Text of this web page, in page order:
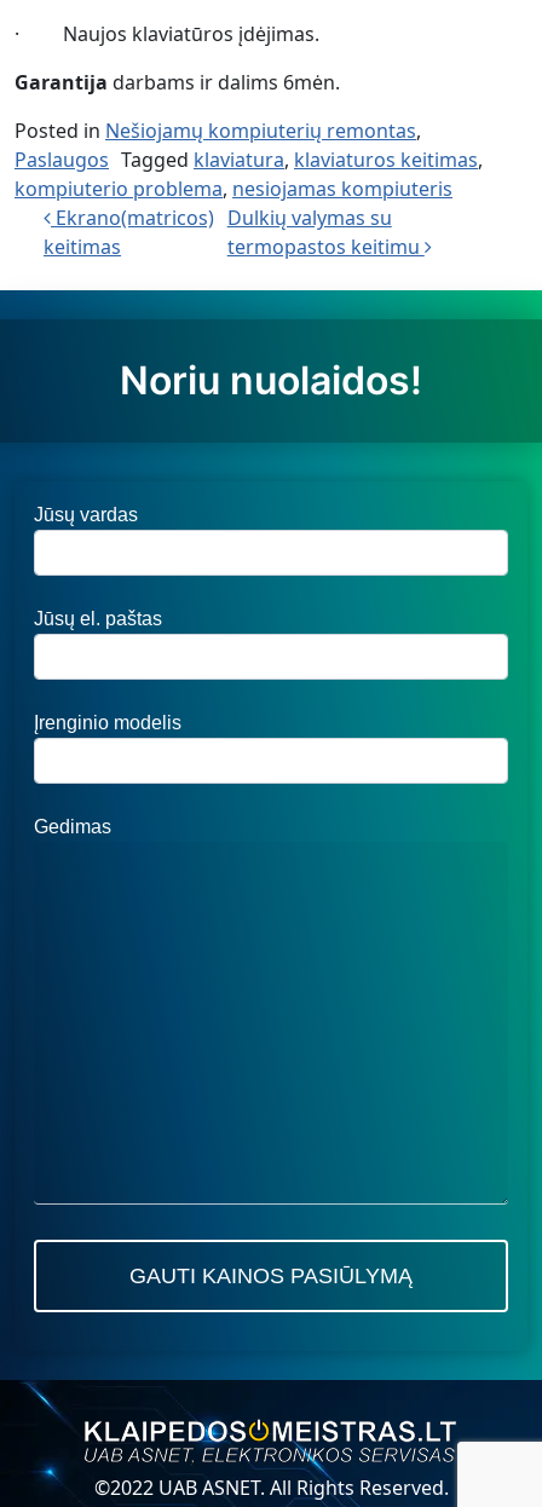
· Naujos klaviatūros įdėjimas.
Garantija darbams ir dalims 6mėn.
Posted in Nešiojamų kompiuterių remontas,
Paslaugos Tagged klaviatura, klaviaturos keitimas,
kompiuterio problema, nesiojamas kompiuteris
Post navigation
Ekrano(matricos)
keitimas
Dulkių valymas su
termopastos keitimu
Noriu nuolaidos!
Jūsų vardas
Jūsų el. paštas
Įrenginio modelis
Gedimas
©2022 UAB ASNET. All Rights Reserved.